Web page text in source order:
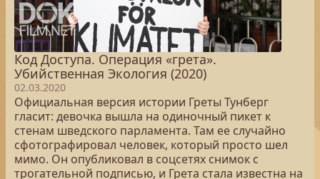
Код Доступа. Операция «грета».
Убийственная Экология (2020)
02.03.2020
Официальная версия истории Греты Тунберг
гласит: девочка вышла на одиночный пикет к
стенам шведского парламента. Там ее случайно
сфотографировал человек, который просто шел
мимо. Он опубликовал в соцсетях снимок с
трогательной подписью, и Грета стала известна на